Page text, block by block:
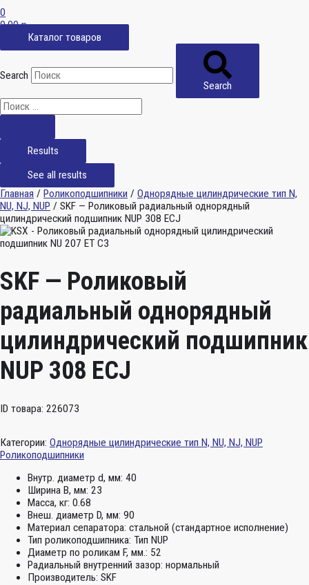
0
0,00р.
Каталог товаров
Search
Search
Results
See all results
Главная / Роликоподшипники / Однорядные цилиндрические тип N,
NU, NJ, NUP / SKF — Роликовый радиальный однорядный
цилиндрический подшипник NUP 308 ECJ
SKF — Роликовый
радиальный однорядный
цилиндрический подшипник
NUP 308 ECJ
ID товара: 226073
Категории: Однорядные цилиндрические тип N, NU, NJ, NUP
Роликоподшипники
Внутр. диаметр d, мм: 40
Ширина B, мм: 23
Масса, кг: 0.68
Внеш. диаметр D, мм: 90
Материал сепаратора: стальной (стандартное исполнение)
Тип роликоподшипника: Тип NUP
Диаметр по роликам F, мм.: 52
Радиальный внутренний зазор: нормальный
Производитель: SKF